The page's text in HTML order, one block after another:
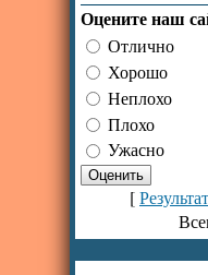
Оцените наш
Отлично
Хорошо
Неплохо
Плохо
Ужасно
[